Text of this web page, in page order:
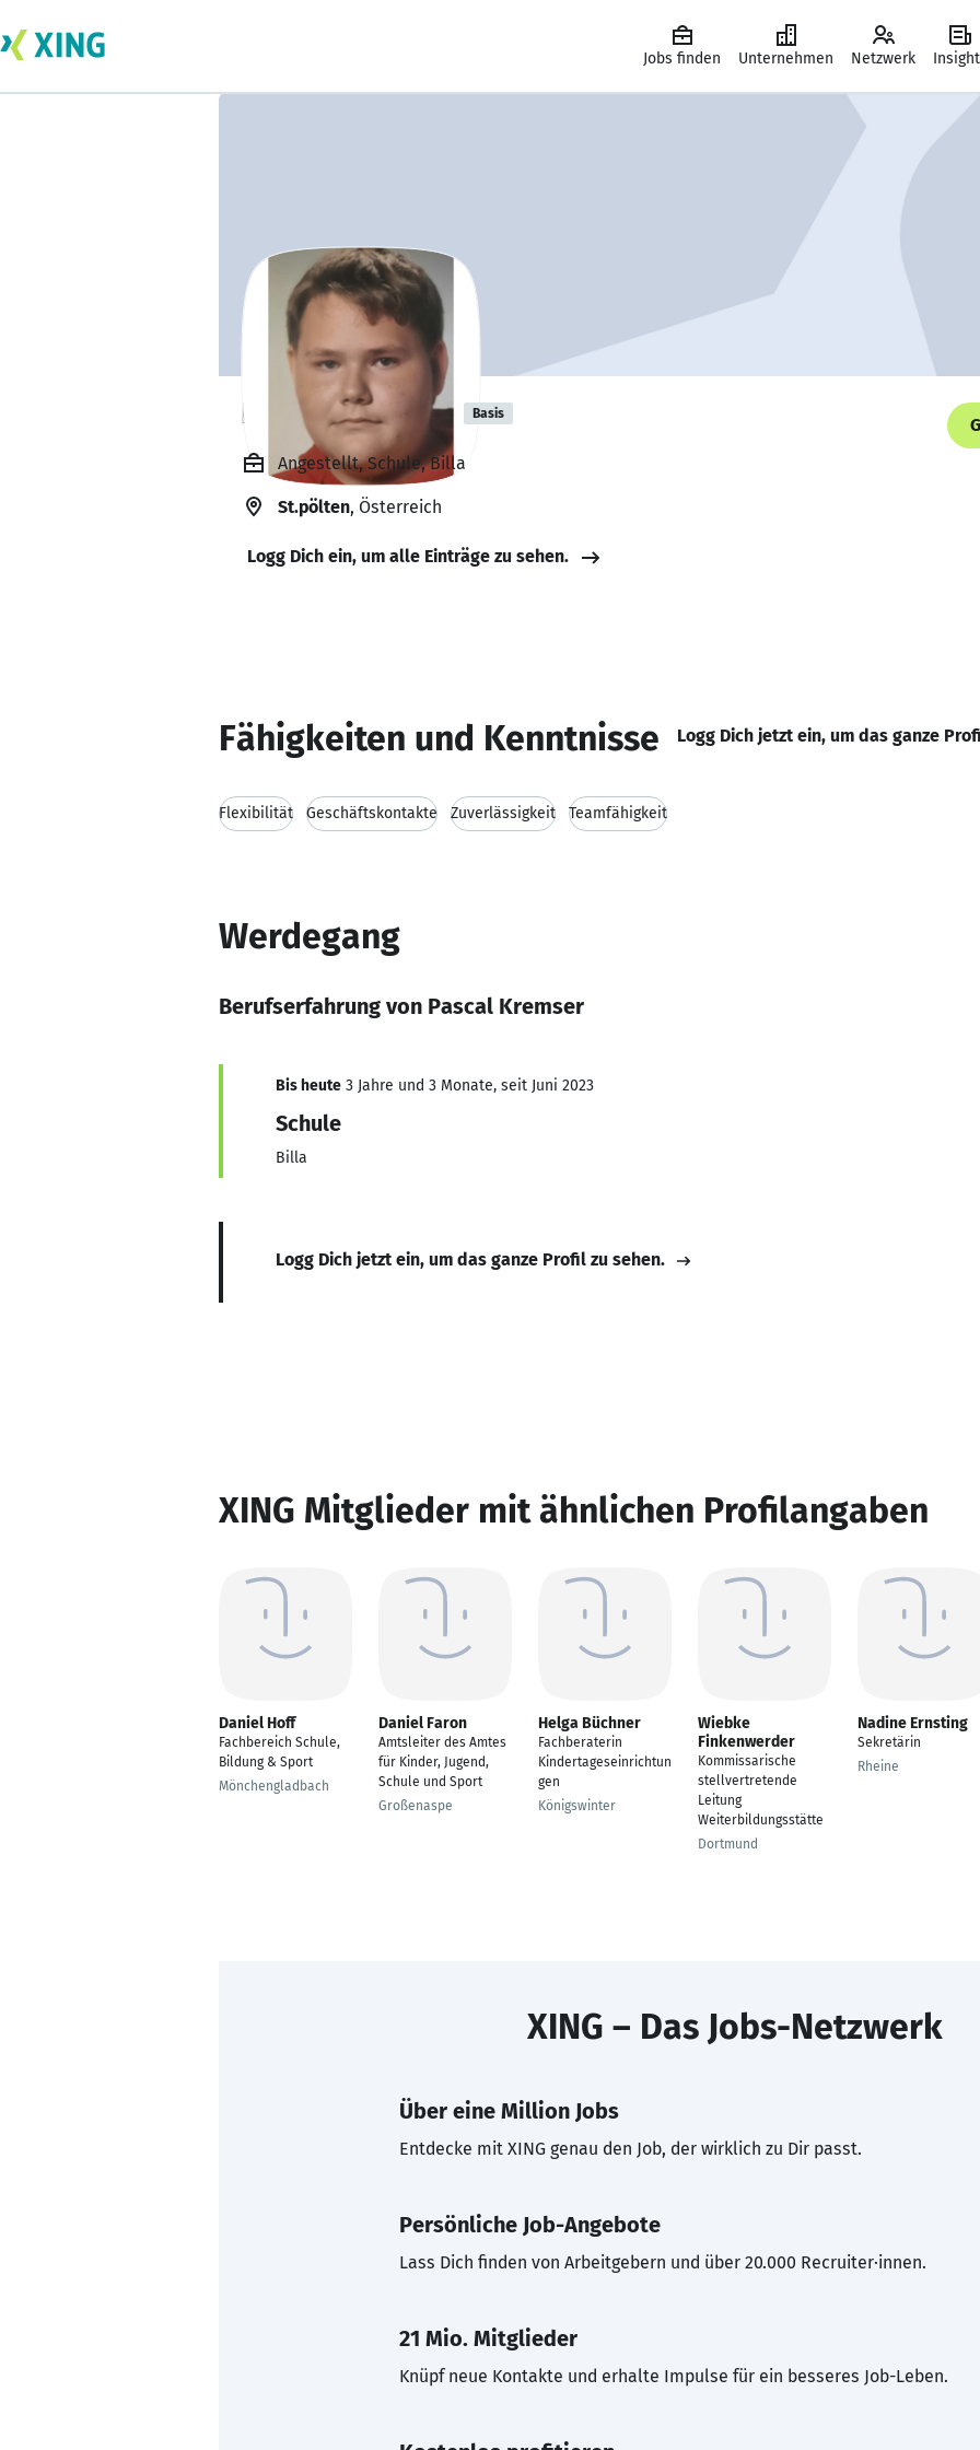
Jobs finden Unternehmen Netzwerk
Pascal Kremser Basis
Angestellt, Schule, Billa
St.pölten, Österreich
Logg Dich ein, um alle Einträge zu sehen.
Fähigkeiten und Kenntnisse Logg Dich jetzt ein, um das ganze
Flexibilität Geschäftskontakte Zuverlässigkeit Teamfähigkeit
Werdegang
Berufserfahrung von Pascal Kremser
Bis heute 3 Jahre und 3 Monate, seit Juni 2023
Schule
Billa
Logg Dich jetzt ein, um das ganze Profil zu sehen.
XING Mitglieder mit ähnlichen Profilangaben
Daniel Hoff
Fachbereich Schule,
Bildung & Sport
Mönchengladbach
Daniel Faron
Amtsleiter des Amtes
für Kinder, Jugend,
Schule und Sport
Großenaspe
Helga Büchner
Fachberaterin
Kindertageseinrichtun
gen
Königswinter
Wiebke
Finkenwerder
Kommissarische
stellvertretende
Leitung
Weiterbildungsstätte
Dortmund
Nadine Ernsting
Sekretärin
Rheine
XING – Das Jobs-Netzwerk
Über eine Million Jobs
Entdecke mit XING genau den Job, der wirklich zu Dir passt.
Persönliche Job-Angebote
Lass Dich finden von Arbeitgebern und über 20.000 Recruiter·innen.
21 Mio. Mitglieder
Knüpf neue Kontakte und erhalte Impulse für ein besseres Job-Leben.